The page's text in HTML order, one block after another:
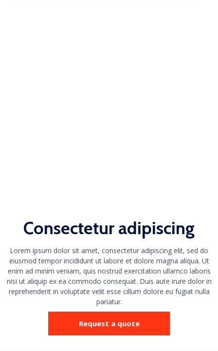
Consectetur adipiscing
Lorem ipsum dolor sit amet, consectetur adipiscing elit, sed do
eiusmod tempor incididunt ut labore et dolore magna aliqua. Ut
enim ad minim veniam, quis nostrud exercitation ullamco laboris
nisi ut aliquip ex ea commodo consequat. Duis aute irure dolor in
reprehenderit in voluptate velit esse cillum dolore eu fugiat nulla
pariatur.
Request a quote